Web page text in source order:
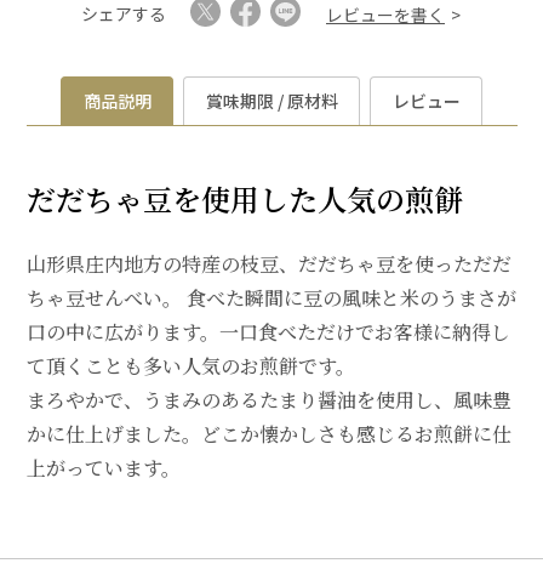
シェアする レビューを書く
商品説明 賞味期限 / 原材料 レビュー
だだちゃ豆を使用した人気の煎餅
山形県庄内地方の特産の枝豆、だだちゃ豆を使っただだ
ちゃ豆せんべい。 食べた瞬間に豆の風味と米のうまさが
口の中に広がります。一口食べただけでお客様に納得し
て頂くことも多い人気のお煎餅です。
まろやかで、うまみのあるたまり醤油を使用し、風味豊
かに仕上げました。どこか懐かしさも感じるお煎餅に仕
上がっています。